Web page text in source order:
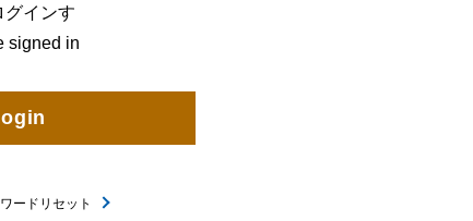
グインす
in
ードリセット